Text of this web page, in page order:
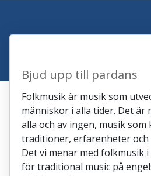
Bjud upp till pardans
Folkmusik är musik som
människor i alla tider. Det är
alla och av ingen, musik
traditioner, erfarenheter och
Det vi menar med folkmusik
för traditional music på